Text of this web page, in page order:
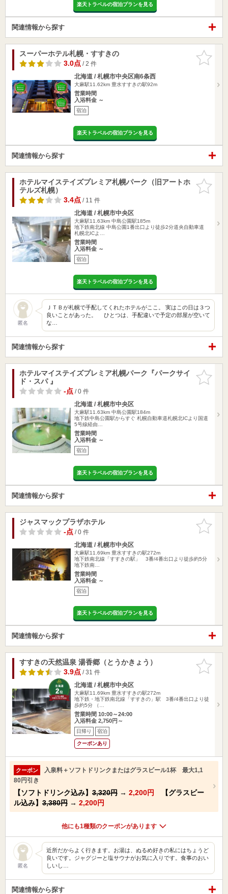
楽天トラベルの宿泊プランを見る
関連情報から探す
お気に入
りに追加
スーパーホテル札幌・すすきの
3.0点/ 2 件
北海道 / 札幌市中央区南6条西
大麻駅11.62km 豊水すすきの駅92m
営業時間
入浴料金 ～
宿泊
楽天トラベルの宿泊プランを見る
関連情報から探す
お気に入
りに追加
ホテルマイステイズプレミア札幌パーク（旧アートホ
テルズ札幌）
3.4点/ 11 件
北海道 / 札幌市中央区
大麻駅11.63km 中島公園駅185m
地下鉄南北線 中島公園1番出口より徒歩2分道央自動車道
札幌北ICよ…
営業時間
入浴料金 ～
宿泊
楽天トラベルの宿泊プランを見る
匿名
ＪＴＢが札幌で手配してくれたホテルがここ。 実はこの日は３つ
良いことがあった。 ひとつは、手配違いで予定の部屋が空いて
な…
関連情報から探す
お気に入
りに追加
ホテルマイステイズプレミア札幌パーク『パークサイ
ド・スパ 』
-点/ 0 件
北海道 / 札幌市中央区
大麻駅11.63km 中島公園駅184m
地下鉄中島公園駅からすぐ 札幌自動車道札幌北ICより国道
5号線経由…
営業時間
入浴料金 ～
宿泊
楽天トラベルの宿泊プランを見る
関連情報から探す
お気に入
りに追加
ジャスマックプラザホテル
-点/ 0 件
北海道 / 札幌市中央区
大麻駅11.69km 豊水すすきの駅272m
地下鉄南北線「すすきの駅」 3番/4番出口より徒歩約5分
地下鉄南…
営業時間
入浴料金 ～
宿泊
楽天トラベルの宿泊プランを見る
関連情報から探す
お気に入
りに追加
すすきの天然温泉 湯香郷（とうかきょう）
3.9点/ 31 件
北海道 / 札幌市中央区
大麻駅11.69km 豊水すすきの駅272m
地下鉄・地下鉄南北線「すすきの」駅 3番/4番出口より徒
歩約5分 （…
営業時間 10:00～24:00
入浴料金 2,750円～
日帰り 宿泊
クーポンあり
クーポン
入泉料＋ソフトドリンクまたはグラスビール1杯 最大1,1
80円引き
【ソフトドリンク込み】 3,320円 → 2,200円
【グラスビー
ル込み】 3,380円 → 2,200円
他にも1種類のクーポンがあります
匿名
近所だからよく行きます。お湯は、ぬるめ好きの私にはちょうど
良いです。ジャグジーと塩サウナがお気に入りです。食事のおい
しいし…
関連情報から探す